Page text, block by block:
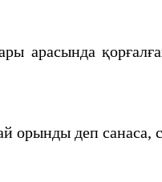
арасында
деп санаса,